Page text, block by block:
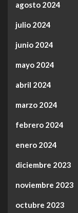
agosto 2024
julio 2024
junio 2024
mayo 2024
abril 2024
marzo 2024
febrero 2024
enero 2024
diciembre 2023
noviembre 2023
octubre 2023